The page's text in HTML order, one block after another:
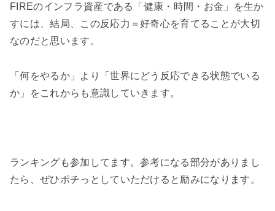
FIREのインフラ資産である「健康・時間・お金」を生か
すには、結局、この反応力＝好奇心を育てることが大切
なのだと思います。
「何をやるか」より「世界にどう反応できる状態でいる
か」をこれからも意識していきます。
ランキングも参加してます。参考になる部分がありまし
たら、ぜひポチっとしていただけると励みになります。